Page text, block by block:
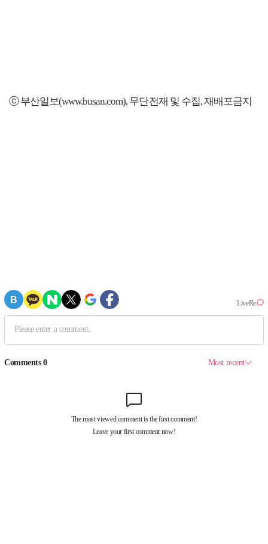
ⓒ 부산일보(www.busan.com), 무단전재 및 수집, 재배포금지